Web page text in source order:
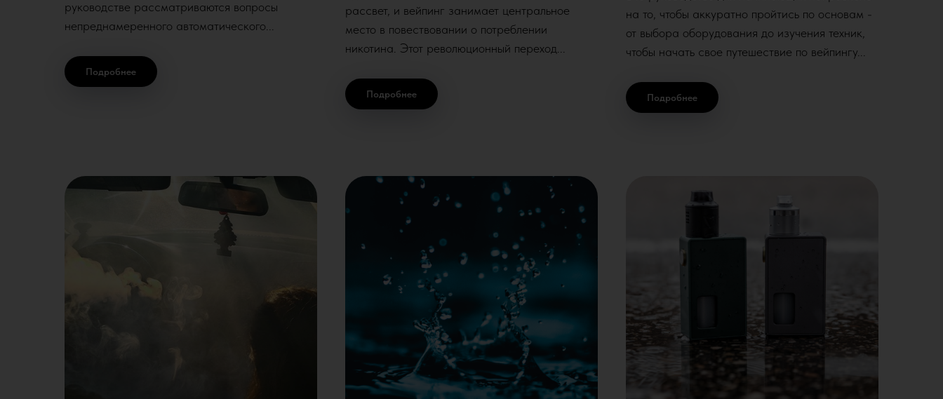
руководстве рассматриваются вопросы
непреднамеренного автоматического...
Подробнее
рассвет, и вейпинг занимает центральное
место в повествовании о потреблении
никотина. Этот революционный переход...
Подробнее
на то, чтобы аккуратно пройтись по основам -
от выбора оборудования до изучения техник,
чтобы начать свое путешествие по вейпингу...
Подробнее